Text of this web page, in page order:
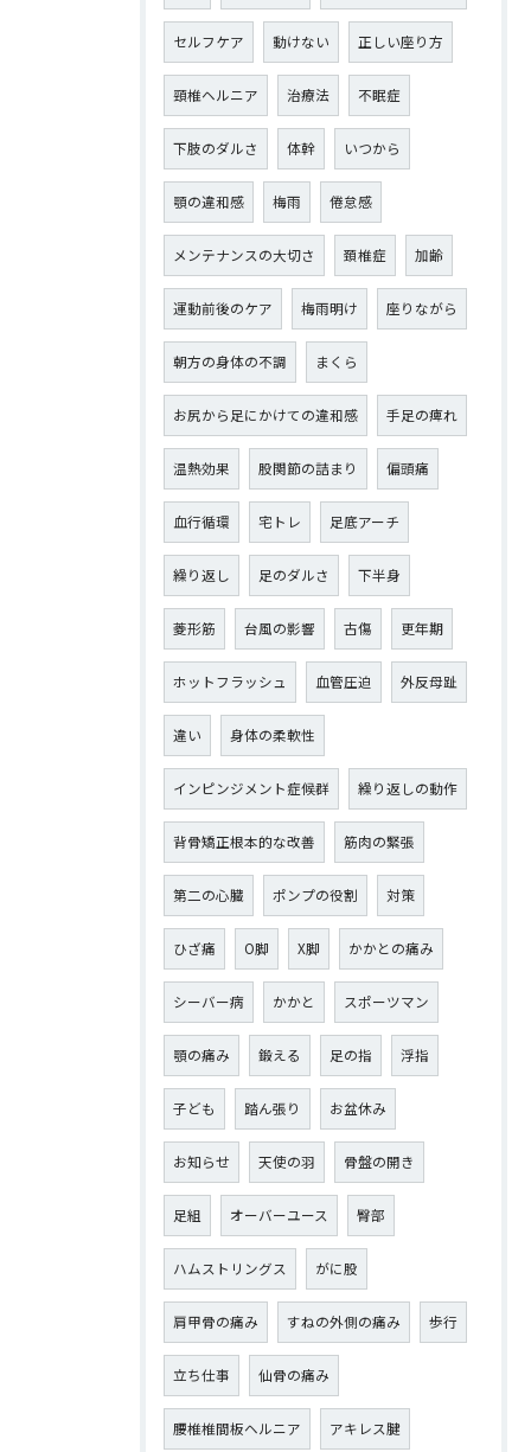
セルフケア 動けない 正しい座り方
頸椎ヘルニア 治療法 不眠症
下肢のダルさ 体幹 いつから
顎の違和感 梅雨 倦怠感
メンテナンスの大切さ 頚椎症 加齢
運動前後のケア 梅雨明け 座りながら
朝方の身体の不調 まくら
お尻から足にかけての違和感 手足の痺れ
温熱効果 股関節の詰まり 偏頭痛
血行循環 宅トレ 足底アーチ
繰り返し 足のダルさ 下半身
菱形筋 台風の影響 古傷 更年期
ホットフラッシュ 血管圧迫 外反母趾
違い 身体の柔軟性
インピンジメント症候群 繰り返しの動作
背骨矯正根本的な改善 筋肉の緊張
第二の心臓 ポンプの役割 対策
ひざ痛 О脚 X脚 かかとの痛み
シーバー病 かかと スポーツマン
顎の痛み 鍛える 足の指 浮指
子ども 踏ん張り お盆休み
お知らせ 天使の羽 骨盤の開き
足組 オーバーユース 臀部
ハムストリングス がに股
肩甲骨の痛み すねの外側の痛み 歩行
立ち仕事 仙骨の痛み
腰椎椎間板ヘルニア アキレス腱